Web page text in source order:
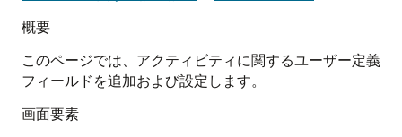
概要
このページでは、アクティビティに関するユーザー定義
フィールドを追加および設定します。
画面要素